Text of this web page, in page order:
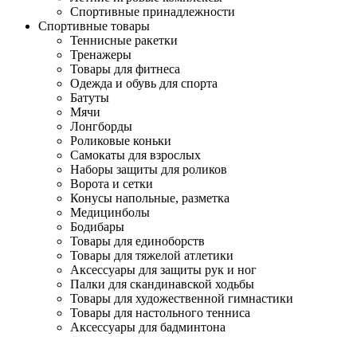
Спортивные принадлежности
Спортивные товары
Теннисные ракетки
Тренажеры
Товары для фитнеса
Одежда и обувь для спорта
Батуты
Мячи
Лонгборды
Роликовые коньки
Самокаты для взрослых
Наборы защиты для роликов
Ворота и сетки
Конусы напольные, разметка
Медицинболы
Бодибары
Товары для единоборств
Товары для тяжелой атлетики
Аксессуары для защиты рук и ног
Палки для скандинавской ходьбы
Товары для художественной гимнастики
Товары для настольного тенниса
Аксессуары для бадминтона